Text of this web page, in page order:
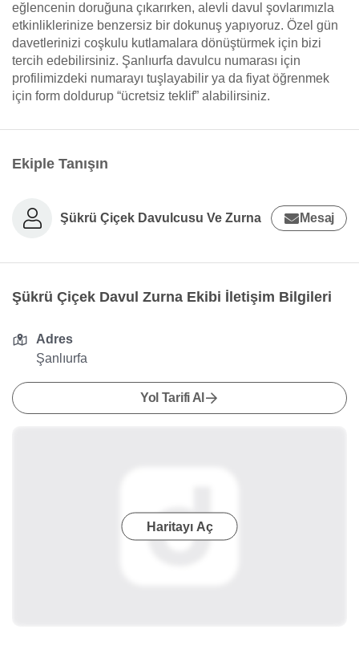
eğlencenin doruğuna çıkarırken, alevli davul şovlarımızla
etkinliklerinize benzersiz bir dokunuş yapıyoruz. Özel gün
davetlerinizi coşkulu kutlamalara dönüştürmek için bizi
tercih edebilirsiniz. Şanlıurfa davulcu numarası için
profilimizdeki numarayı tuşlayabilir ya da fiyat öğrenmek
için form doldurup “ücretsiz teklif” alabilirsiniz.
Ekiple Tanışın
Şükrü Çiçek Davulcusu Ve Zurna Mesaj
Şükrü Çiçek Davul Zurna Ekibi İletişim Bilgileri
Adres
Şanlıurfa
Yol Tarifi Al
Haritayı Aç